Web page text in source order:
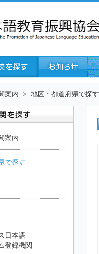
案内 地区・都道府県で探す
案内
で探す
日本語
登録機関